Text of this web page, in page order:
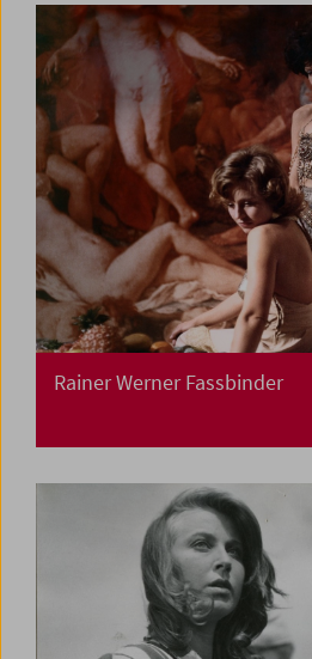
Rainer Werner Fassbinder